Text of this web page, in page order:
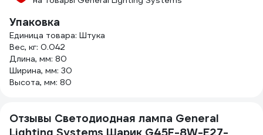
Упаковка
Единица товара: Штука
Вес, кг: 0.042
Длина, мм: 80
Ширина, мм: 30
Высота, мм: 80
Отзывы Светодиодная лампа General